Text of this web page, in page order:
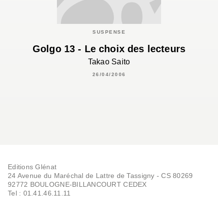
SUSPENSE
Golgo 13 - Le choix des lecteurs
Takao Saito
26/04/2006
Editions Glénat
24 Avenue du Maréchal de Lattre de Tassigny - CS 80269
92772 BOULOGNE-BILLANCOURT CEDEX
Tel : 01.41.46.11.11